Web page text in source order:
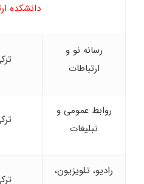
دانشکده
رسانه نو و
ارتباطات
روابط عمومی و
تبلیغات
رادیو، تلویزیون،